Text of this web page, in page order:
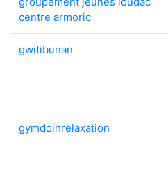
centre armoric
gwitibunan
gymdoinrelaxation